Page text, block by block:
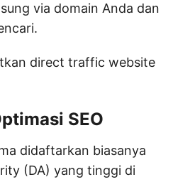
via domain Anda dan
direct traffic website
SEO
didaftarkan biasanya
(DA) yang tinggi di